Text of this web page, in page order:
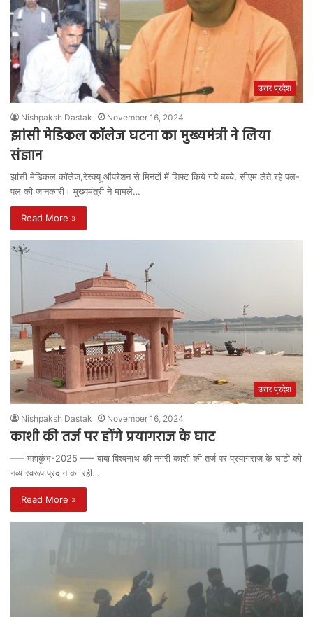
उत्तर प्रदेश
Nishpaksh Dastak November 16, 2024
झांसी मेडिकल कॉलेज घटना का मुख्यमंत्री ने लिया
संज्ञान
झांसी मेडिकल कॉलेज,रेस्क्यू ऑपरेशन से मिनटों में शिफ्ट किये गये बच्चे, सीएम लेते रहे पल-
पल की जानकारी। मुख्यमंत्री ने मामले…
Read More »
उत्तर प्रदेश
Nishpaksh Dastak November 16, 2024
काशी की तर्ज पर होंगे प्रयागराज के घाट
—– महाकुंभ-2025 —– बाबा विश्वनाथ की नगरी काशी की तर्ज पर प्रयागराज के घाटों को
नव्य स्वरूप प्रदान का रही…
Read More »